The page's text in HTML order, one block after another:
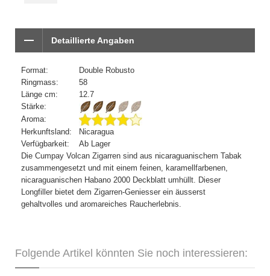
Detaillierte Angaben
Format:
Double Robusto
Ringmass:
58
Länge cm:
12.7
Stärke:
Aroma:
Herkunftsland:
Nicaragua
Verfügbarkeit:
Ab Lager
Die Cumpay Volcan Zigarren sind aus nicaraguanischem Tabak
zusammengesetzt und mit einem feinen, karamellfarbenen,
nicaraguanischen Habano 2000 Deckblatt umhüllt. Dieser
Longfiller bietet dem Zigarren-Geniesser ein äusserst
gehaltvolles und aromareiches Raucherlebnis.
Folgende Artikel könnten Sie noch interessieren: